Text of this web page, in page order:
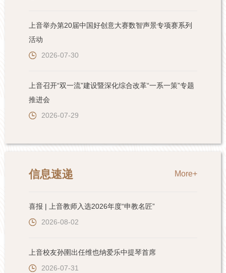
上音举办第20届中国好创意大赛数智声景专项赛系列
活动
2026-07-30
上音召开“双一流”建设暨深化综合改革“一系一策”专题
推进会
2026-07-29
信息速递 More+
喜报 | 上音教师入选2026年度“申教名匠”
2026-08-02
上音校友孙圉出任维也纳爱乐中提琴首席
2026-07-31